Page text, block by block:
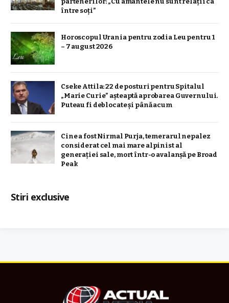
între soți”
Horoscopul Urania pentru zodia Leu pentru 1
– 7 august 2026
Cseke Attila: 22 de posturi pentru Spitalul
„Marie Curie” așteaptă aprobarea Guvernului.
Puteau fi deblocate și până acum
Cine a fost Nirmal Purja, temerarul nepalez
considerat cel mai mare alpinist al
generației sale, mort într-o avalanșă pe Broad
Peak
Stiri exclusive